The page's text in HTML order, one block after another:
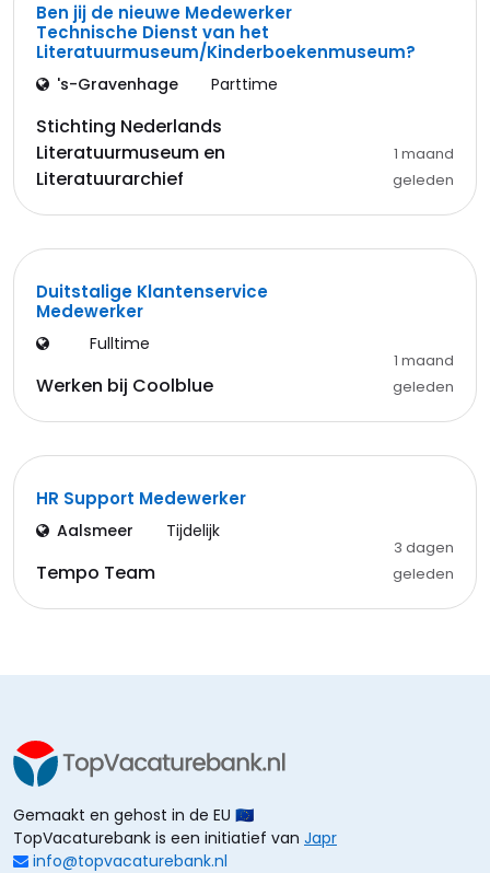
Ben jij de nieuwe Medewerker
Technische Dienst van het
Literatuurmuseum/Kinderboekenmuseum?
's-Gravenhage Parttime
Stichting Nederlands
Literatuurmuseum en
Literatuurarchief
1 maand
geleden
Duitstalige Klantenservice
Medewerker
Fulltime
Werken bij Coolblue
1 maand
geleden
HR Support Medewerker
Aalsmeer Tijdelijk
Tempo Team
3 dagen
geleden
Gemaakt en gehost in de EU 🇪🇺
TopVacaturebank is een initiatief van Japr
info@topvacaturebank.nl